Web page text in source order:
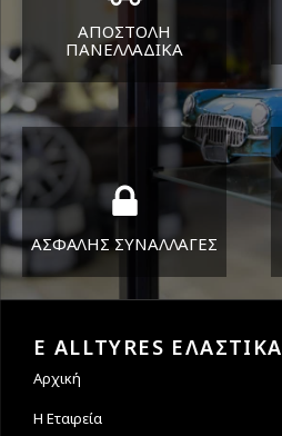
ΑΠΟΣΤΟΛΗ
ΠΑΝΕΛΛΑΔΙΚA
Όπου και αν είστε θα σας
στείλουμε τα ελαστικά σας
ΑΣΦΑΛΗΣ ΣΥΝΑΛΛΑΓΕΣ
E ALLTYRES ΕΛΑΣΤΙΚΑ
Αρχική
Η Εταιρεία